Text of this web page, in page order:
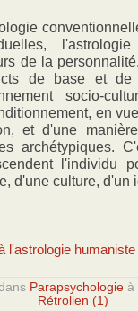
de la
de base et de
socio-
en
et d'une
archétypiques.
l'individu
d'une culture, d'un
l'astrologie humaniste
Parapsychologie à
Rétrolien (1)